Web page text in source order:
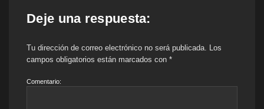
Deje una respuesta:
Tu dirección de correo electrónico no será publicada. Los
campos obligatorios están marcados con *
Comentario: